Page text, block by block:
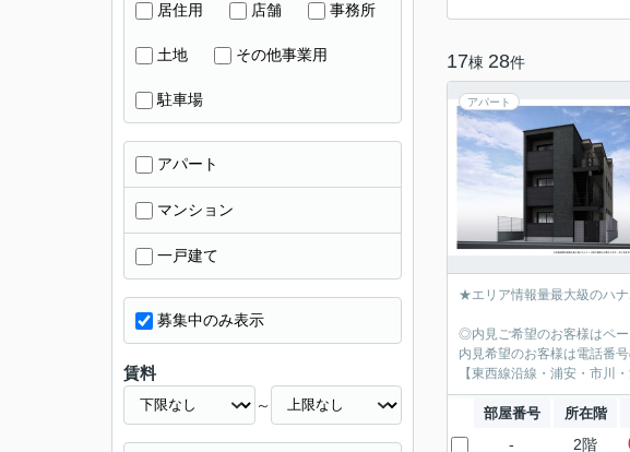
17棟 28件
アパート
★エリア情報量最大級のハ
◎内見ご希望のお客様はペ
内見希望のお客様は電話番
【東西線沿線・浦安・市川
部屋番号 所在階
- 2階
居住用 店舗 事務所
土地 その他事業用
駐車場
アパート
マンション
一戸建て
募集中のみ表示
賃料
～